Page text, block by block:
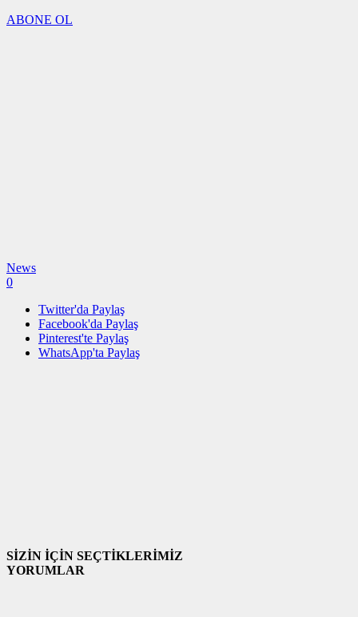
ABONE OL
News
0
Twitter'da Paylaş
Facebook'da Paylaş
Pinterest'te Paylaş
WhatsApp'ta Paylaş
SİZİN İÇİN SEÇTİKLERİMİZ
YORUMLAR